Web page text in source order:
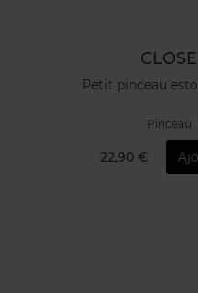
CLOSE
Petit pinceau
Pinceau
22,90 €